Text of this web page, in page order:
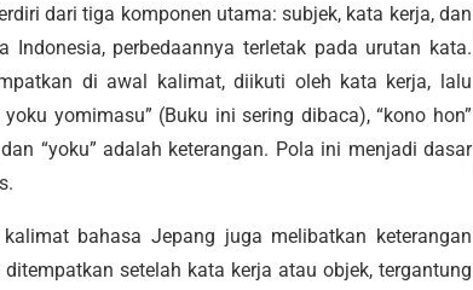
dari tiga komponen utama: subjek, kata kerja, dan
perbedaannya terletak pada urutan kata.
di awal kalimat, diikuti oleh kata kerja, lalu
yomimasu” (Buku ini sering dibaca), “kono hon”
“yoku” adalah keterangan. Pola ini menjadi dasar
bahasa Jepang juga melibatkan keterangan
setelah kata kerja atau objek, tergantung